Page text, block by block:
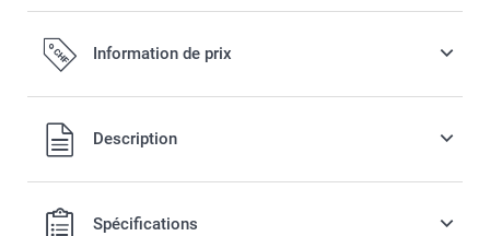
Information de prix
Tous les prix sont en francs suisses (CHF), TVA incluse et
hors frais de port.
Description
Spécifications